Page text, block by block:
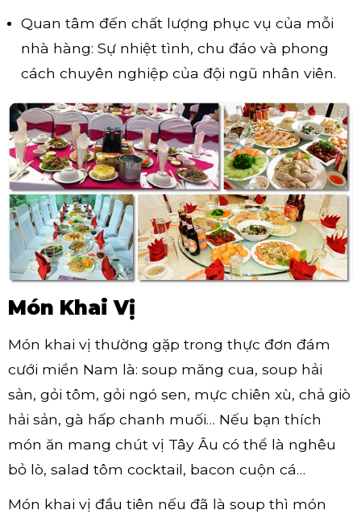
Quan tâm đến chất lượng phục vụ của mỗi
nhà hàng: Sự nhiệt tình, chu đáo và phong
cách chuyên nghiệp của đội ngũ nhân viên.
Món Khai Vị
Món khai vị thường gặp trong thực đơn đám
cưới miền Nam là: soup măng cua, soup hải
sản, gỏi tôm, gỏi ngó sen, mực chiên xù, chả giò
hải sản, gà hấp chanh muối… Nếu bạn thích
món ăn mang chút vị Tây Âu có thể là nghêu
bỏ lò, salad tôm cocktail, bacon cuộn cá…
Món khai vị đầu tiên nếu đã là soup thì món